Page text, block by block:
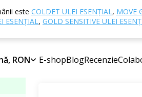
este COLDET ULEI ESENȚIAL, MOVE
ESENȚIAL, GOLD SENSITIVE ULEI
RON E-shopBlogRecenzie
nutritive
Sânge de
Sânge de dragon
Cele mai bine